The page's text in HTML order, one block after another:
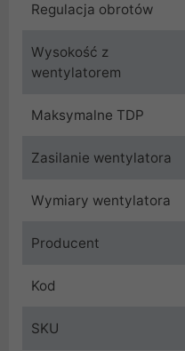
Regulacja obrotów
Wysokość z
wentylatorem
Maksymalne TDP
Zasilanie wentylatora
Wymiary wentylatora
Producent
Kod
SKU